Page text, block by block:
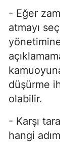
- Eğer
atmayı
düşürme
olabilir.
- Karşı
hangi